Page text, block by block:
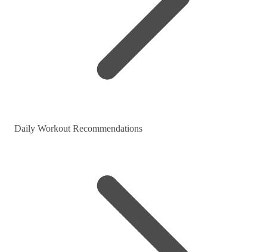
Daily Workout Recommendations